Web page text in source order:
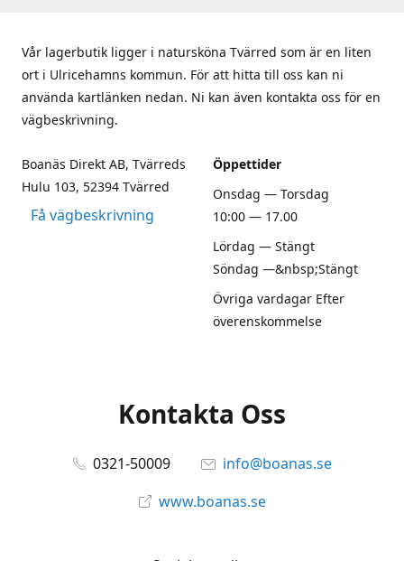
Vår lagerbutik ligger i natursköna Tvärred som är en liten
ort i Ulricehamns kommun. För att hitta till oss kan ni
använda kartlänken nedan. Ni kan även kontakta oss för en
vägbeskrivning.
Boanäs Direkt AB, Tvärreds
Hulu 103, 52394 Tvärred
Få vägbeskrivning
Öppettider
Onsdag — Torsdag
10:00 — 17.00
Lördag — Stängt
Söndag —&nbsp;Stängt
Övriga vardagar Efter
överenskommelse
Kontakta Oss
0321-50009
info@boanas.se
www.boanas.se